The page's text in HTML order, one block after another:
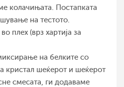
колачињата. Постапката
на тестото.
плех (врз хартија за
на белките со
кристал шеќерот и шеќерот
смесата, ги додаваме